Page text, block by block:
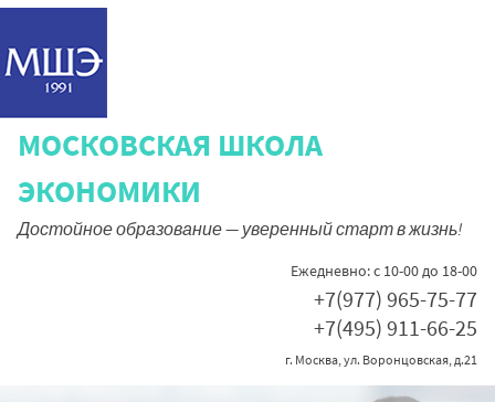
МОСКОВСКАЯ ШКОЛА
ЭКОНОМИКИ
Достойное образование — уверенный старт в жизнь!
Ежедневно: с 10-00 до 18-00
+7(977) 965-75-77
+7(495) 911-66-25
г. Москва, ул. Воронцовская, д.21